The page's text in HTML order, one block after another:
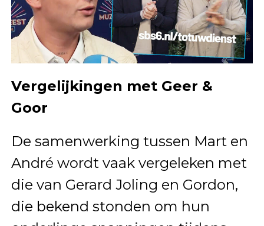
Vergelijkingen met Geer &
Goor
De samenwerking tussen Mart en
André wordt vaak vergeleken met
die van Gerard Joling en Gordon,
die bekend stonden om hun